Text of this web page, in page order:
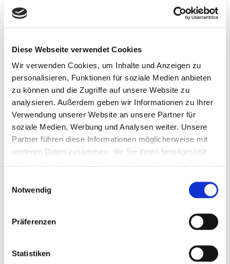
Diese Webseite verwendet Cookies
Wir verwenden Cookies, um Inhalte und Anzeigen zu
personalisieren, Funktionen für soziale Medien anbieten
zu können und die Zugriffe auf unsere Website zu
analysieren. Außerdem geben wir Informationen zu Ihrer
Verwendung unserer Website an unsere Partner für
soziale Medien, Werbung und Analysen weiter. Unsere
Partner führen diese Informationen möglicherweise mit
weiteren Daten zusammen, die Sie ihnen bereitgestellt
Notwendig
Präferenzen
Statistiken
» Arzt in Weiterbildung für Orthopädie/Unfallchirurgie
» Teamarzt Hallescher FC und Syntainics MBC (Damen),
Orthopädisch/Traumatologischer Partner Saale Bulls (Eishockey),
Halle Falken (Football)
(Stand 2026)